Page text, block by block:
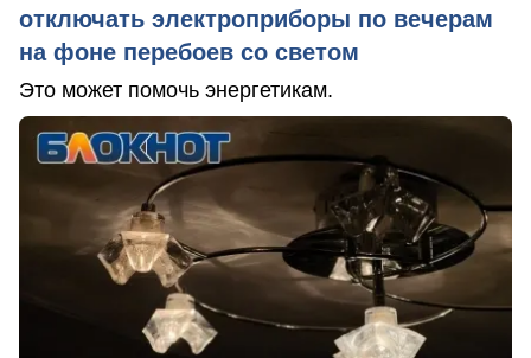
отключать электроприборы по вечерам
на фоне перебоев со светом
Это может помочь энергетикам.